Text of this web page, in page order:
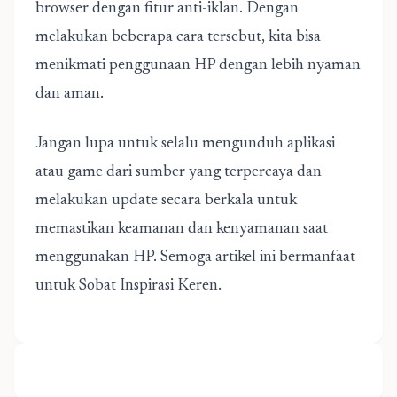
browser dengan fitur anti-iklan. Dengan
melakukan beberapa cara tersebut, kita bisa
menikmati penggunaan HP dengan lebih nyaman
dan aman.
Jangan lupa untuk selalu mengunduh aplikasi
atau game dari sumber yang terpercaya dan
melakukan update secara berkala untuk
memastikan keamanan dan kenyamanan saat
menggunakan HP. Semoga artikel ini bermanfaat
untuk Sobat Inspirasi Keren.